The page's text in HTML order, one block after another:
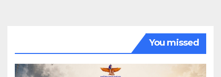
You missed